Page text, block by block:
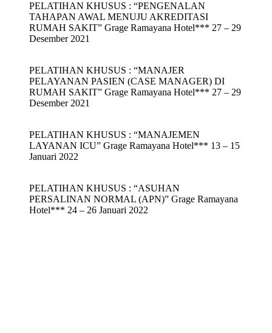
PELATIHAN KHUSUS : “PENGENALAN
TAHAPAN AWAL MENUJU AKREDITASI
RUMAH SAKIT” Grage Ramayana Hotel*** 27 – 29
Desember 2021
PELATIHAN KHUSUS : “MANAJER
PELAYANAN PASIEN (CASE MANAGER) DI
RUMAH SAKIT” Grage Ramayana Hotel*** 27 – 29
Desember 2021
PELATIHAN KHUSUS : “MANAJEMEN
LAYANAN ICU” Grage Ramayana Hotel*** 13 – 15
Januari 2022
PELATIHAN KHUSUS : “ASUHAN
PERSALINAN NORMAL (APN)” Grage Ramayana
Hotel*** 24 – 26 Januari 2022